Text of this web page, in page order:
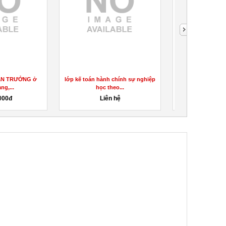
Học lớp nghề KẾ TOÁN TỔNG
Mở lớp Tư Vấn Tâm Lý Học